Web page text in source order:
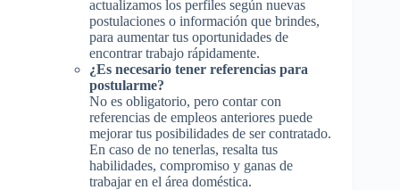
actualizamos los perfiles según nuevas
postulaciones o información que brindes,
para aumentar tus oportunidades de
encontrar trabajo rápidamente.
¿Es necesario tener referencias para
postularme?
No es obligatorio, pero contar con
referencias de empleos anteriores puede
mejorar tus posibilidades de ser contratado.
En caso de no tenerlas, resalta tus
habilidades, compromiso y ganas de
trabajar en el área doméstica.